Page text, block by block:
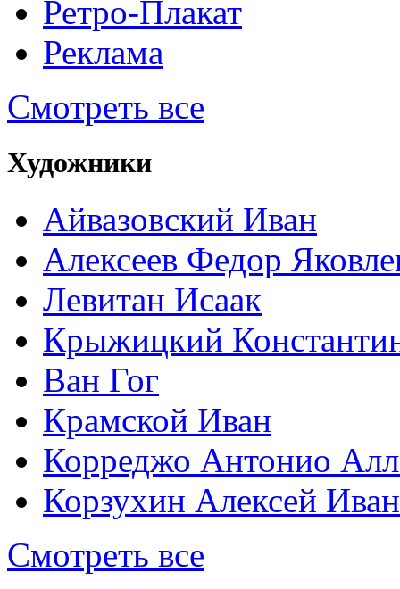
Ретро-Плакат
Реклама
Смотреть все
Художники
Айвазовский Иван
Алексеев Федор
Левитан Исаак
Крыжицкий
Ван Гог
Крамской Иван
Корреджо Антонио
Корзухин Алексей
Смотреть все